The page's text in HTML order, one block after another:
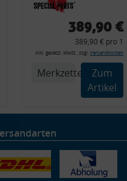
Cabrio, Coupe,
Zierleiste, 2x
Kappe, Clipse,
389,90 €
389,90 € pro 1
inkl. gesetzl. MwSt., zzgl. Versandkosten
Merkzettel
Zum
Artikel